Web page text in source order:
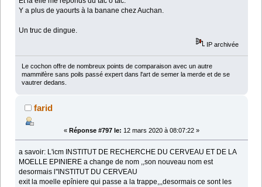
Y a plus de yaourts à la banane chez Auchan.
Un truc de dingue.
IP archivée
Le cochon offre de nombreux points de comparaison avec un autre
mammifère sans poils passé expert dans l'art de semer la merde et de se
vautrer dedans.
farid
« Réponse #797 le: 12 mars 2020 à 08:07:22 »
a savoir: L'icm INSTITUT DE RECHERCHE DU CERVEAU ET DE LA
MOELLE EPINIERE a change de nom ,,son nouveau nom est
desormais l''INSTITUT DU CERVEAU
exit la moelle epîniere qui passe a la trappe,,,desormais ce sont les